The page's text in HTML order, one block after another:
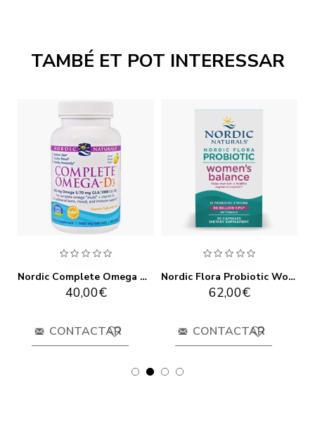
TAMBÉ ET POT INTERESSAR
Nordic Complete Omega D3 - 120 Gels
40,00€
CONTACTAR
Nordic Flora Probiotic Women's Balance 30 càps
62,00€
CONTACTAR